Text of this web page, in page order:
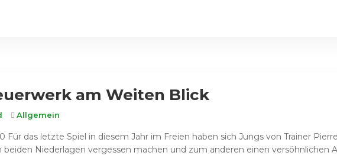
am Weiten Blick
Allgemein
Für das letzte Spiel in diesem Jahr im Freien haben sich Jungs von Trainer
Niederlagen vergessen machen und zum anderen einen versöhnlichen